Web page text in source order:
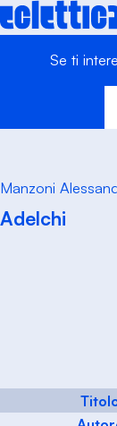
Skip
to
Se ti
Manzoni
Adelchi